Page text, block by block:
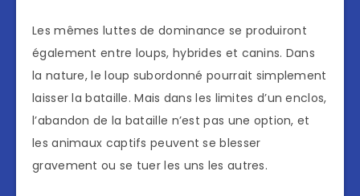
Les mêmes luttes de dominance se produiront
également entre loups, hybrides et canins. Dans
la nature, le loup subordonné pourrait simplement
laisser la bataille. Mais dans les limites d’un enclos,
l’abandon de la bataille n’est pas une option, et
les animaux captifs peuvent se blesser
gravement ou se tuer les uns les autres.